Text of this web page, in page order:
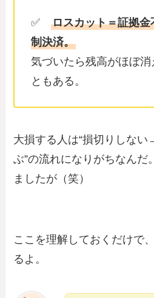
✅ロスカット＝証拠
制決済。
気づいたら残高がほぼ消
ともある。
大損する人は“損切りしな
ぶ”の流れになりがちなんだ
ましたが（笑）
ここを理解しておくだけで
るよ。